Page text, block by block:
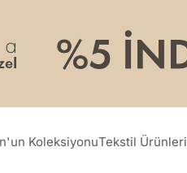
KoleksiyonuTekstil Ürünleri